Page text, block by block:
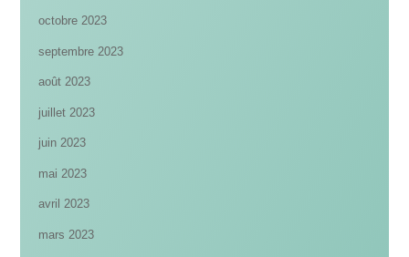
octobre 2023
septembre 2023
août 2023
juillet 2023
juin 2023
mai 2023
avril 2023
mars 2023